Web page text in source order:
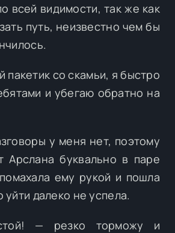
всей видимости, так же как
путь, неизвестно чем бы
пакетик со скамьи, я быстро
и убегаю обратно на
у меня нет, поэтому
Арслана буквально в паре
ему рукой и пошла
уйти далеко не успела.
— резко торможу и